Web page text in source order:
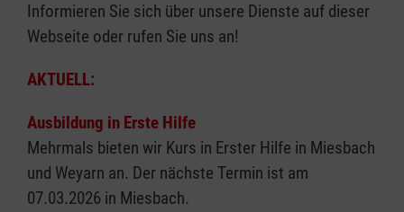
Informieren Sie sich über unsere Dienste auf dieser
Webseite oder rufen Sie uns an!
AKTUELL:
Ausbildung in Erste Hilfe
Mehrmals bieten wir Kurs in Erster Hilfe in Miesbach
und Weyarn an. Der nächste Termin ist am
07.03.2026 in Miesbach.